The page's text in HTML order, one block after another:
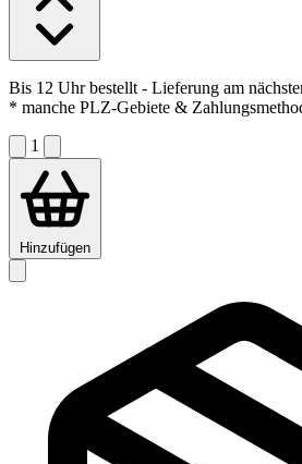
Bis 12 Uhr bestellt - Lieferung am
* manche PLZ-Gebiete &
1
Hinzufügen